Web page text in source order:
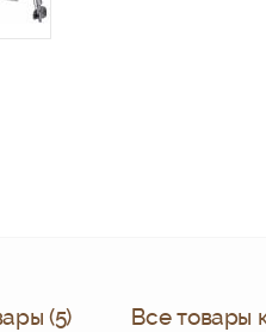
(5) Все товары